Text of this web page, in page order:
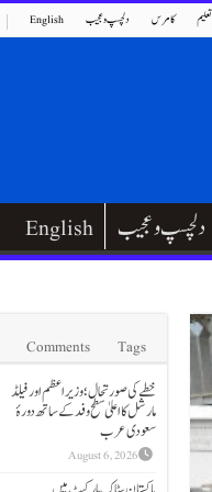
English دلچسپ و عجیب کامرس تعلیم
English دلچسپ و عجیب
Comments
Tags
خطے کی صورتحال؛ وزیراعظم اور فیلڈ
مارشل کا اعلیٰ سطح وفد کے ساتھ دورۂ
سعودی عرب
August 6, 2026